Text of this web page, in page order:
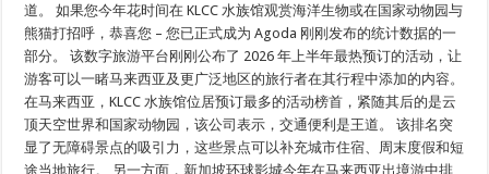
道。 如果您今年花时间在 KLCC 水族馆观赏海洋生物或在国家动物园与
熊猫打招呼，恭喜您 – 您已正式成为 Agoda 刚刚发布的统计数据的一
部分。 该数字旅游平台刚刚公布了 2026 年上半年最热预订的活动，让
游客可以一睹马来西亚及更广泛地区的旅行者在其行程中添加的内容。
在马来西亚，KLCC 水族馆位居预订最多的活动榜首，紧随其后的是云
顶天空世界和国家动物园，该公司表示，交通便利是王道。 该排名突
显了无障碍景点的吸引力，这些景点可以补充城市住宿、周末度假和短
途当地旅行。 另一方面，新加坡环球影城今年在马来西亚出境游中排